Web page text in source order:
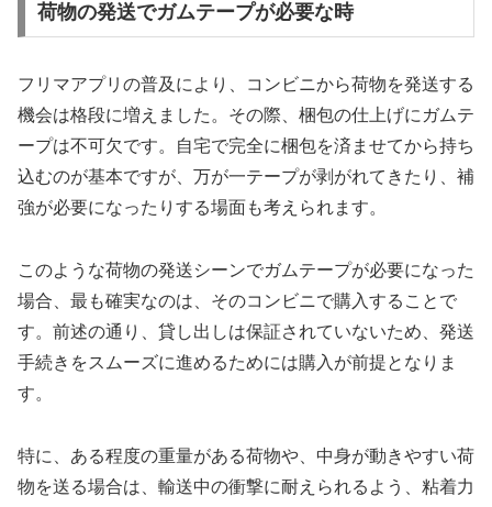
荷物の発送でガムテープが必要な時
フリマアプリの普及により、コンビニから荷物を発送する
機会は格段に増えました。その際、梱包の仕上げにガムテ
ープは不可欠です。自宅で完全に梱包を済ませてから持ち
込むのが基本ですが、万が一テープが剥がれてきたり、補
強が必要になったりする場面も考えられます。
このような荷物の発送シーンでガムテープが必要になった
場合、最も確実なのは、そのコンビニで購入することで
す。前述の通り、貸し出しは保証されていないため、発送
手続きをスムーズに進めるためには購入が前提となりま
す。
特に、ある程度の重量がある荷物や、中身が動きやすい荷
物を送る場合は、輸送中の衝撃に耐えられるよう、粘着力